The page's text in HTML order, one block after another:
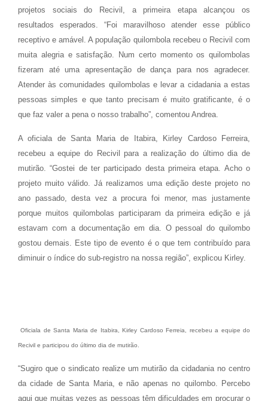
projetos sociais do Recivil, a primeira etapa alcançou os
resultados esperados. “Foi maravilhoso atender esse público
receptivo e amável. A população quilombola recebeu o Recivil com
muita alegria e satisfação. Num certo momento os quilombolas
fizeram até uma apresentação de dança para nos agradecer.
Atender às comunidades quilombolas e levar a cidadania a estas
pessoas simples e que tanto precisam é muito gratificante, é o
que faz valer a pena o nosso trabalho”, comentou Andrea.
A oficiala de Santa Maria de Itabira, Kirley Cardoso Ferreira,
recebeu a equipe do Recivil para a realização do último dia de
mutirão. “Gostei de ter participado desta primeira etapa. Acho o
projeto muito válido. Já realizamos uma edição deste projeto no
ano passado, desta vez a procura foi menor, mas justamente
porque muitos quilombolas participaram da primeira edição e já
estavam com a documentação em dia. O pessoal do quilombo
gostou demais. Este tipo de evento é o que tem contribuído para
diminuir o índice do sub-registro na nossa região”, explicou Kirley.
Oficiala de Santa Maria de Itabira, Kirley Cardoso Ferreia, recebeu a equipe do
Recivil e participou do último dia de mutirão.
“Sugiro que o sindicato realize um mutirão da cidadania no centro
da cidade de Santa Maria, e não apenas no quilombo. Percebo
aqui que muitas vezes as pessoas têm dificuldades em procurar o